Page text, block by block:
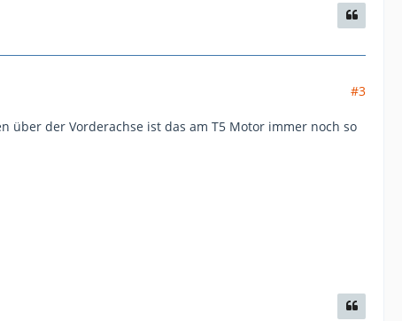
#3
über der Vorderachse ist das am T5 Motor immer noch so